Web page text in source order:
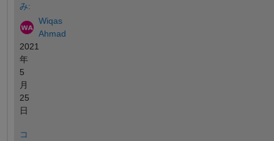
み:
Wiqas
Ahmad
2021
年
5
月
25
日
コ